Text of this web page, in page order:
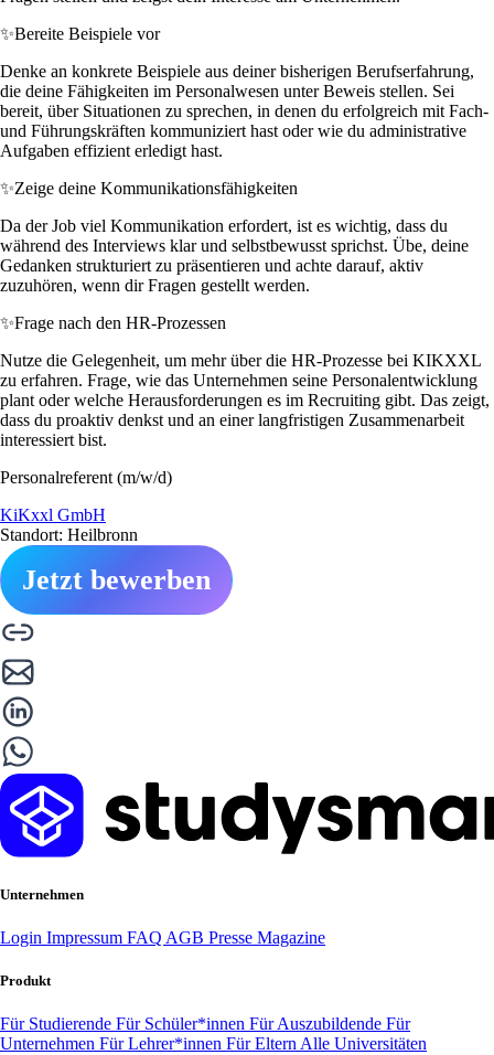
✨Bereite Beispiele vor
Denke an konkrete Beispiele aus deiner bisherigen Berufserfahrung,
die deine Fähigkeiten im Personalwesen unter Beweis stellen. Sei
bereit, über Situationen zu sprechen, in denen du erfolgreich mit Fach-
und Führungskräften kommuniziert hast oder wie du administrative
Aufgaben effizient erledigt hast.
✨Zeige deine Kommunikationsfähigkeiten
Da der Job viel Kommunikation erfordert, ist es wichtig, dass du
während des Interviews klar und selbstbewusst sprichst. Übe, deine
Gedanken strukturiert zu präsentieren und achte darauf, aktiv
zuzuhören, wenn dir Fragen gestellt werden.
✨Frage nach den HR-Prozessen
Nutze die Gelegenheit, um mehr über die HR-Prozesse bei KIKXXL
zu erfahren. Frage, wie das Unternehmen seine Personalentwicklung
plant oder welche Herausforderungen es im Recruiting gibt. Das zeigt,
dass du proaktiv denkst und an einer langfristigen Zusammenarbeit
interessiert bist.
Personalreferent (m/w/d)
KiKxxl GmbH
Standort: Heilbronn
Jetzt bewerben
Unternehmen
Login Impressum FAQ AGB Presse Magazine
Produkt
Für Studierende Für Schüler*innen Für Auszubildende Für
Unternehmen Für Lehrer*innen Für Eltern Alle Universitäten